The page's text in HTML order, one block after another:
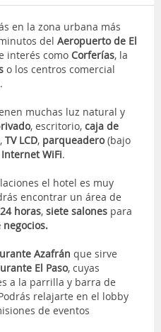
en la zona urbana más
del Aeropuerto de El
interés como Corferías, la
o los centros comercial
.
muchas luz natural y
, escritorio, caja de
TV LCD, parqueadero(bajo
Internet WiFi.
el hotel es muy
encontrar un área de
horas, siete salones para
Azafrán que sirve
El Paso, cuyas
a la parrilla y barra de
relajarte en el lobby
de eventos